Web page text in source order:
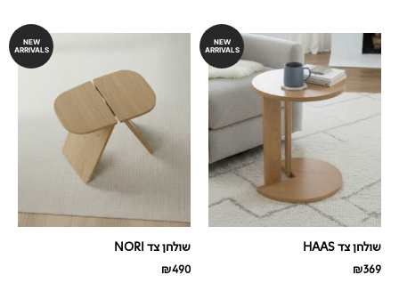
NEW
ARRIVALS
שולחן צד HAAS
₪369
NEW
ARRIVALS
שולחן צד NORI
₪490